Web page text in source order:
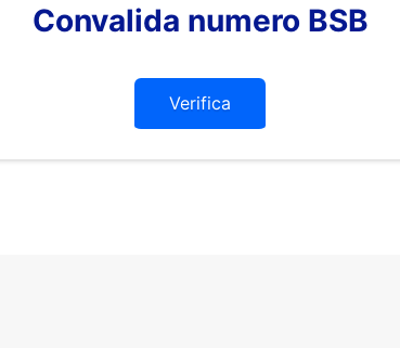
Convalida numero BSB
Verifica